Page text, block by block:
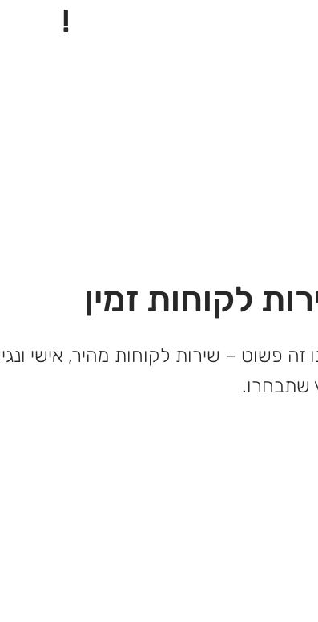
!‎
לקוחות זמין
זה פשוט – שירות לקוחות מהיר, אישי
שתבחרו.